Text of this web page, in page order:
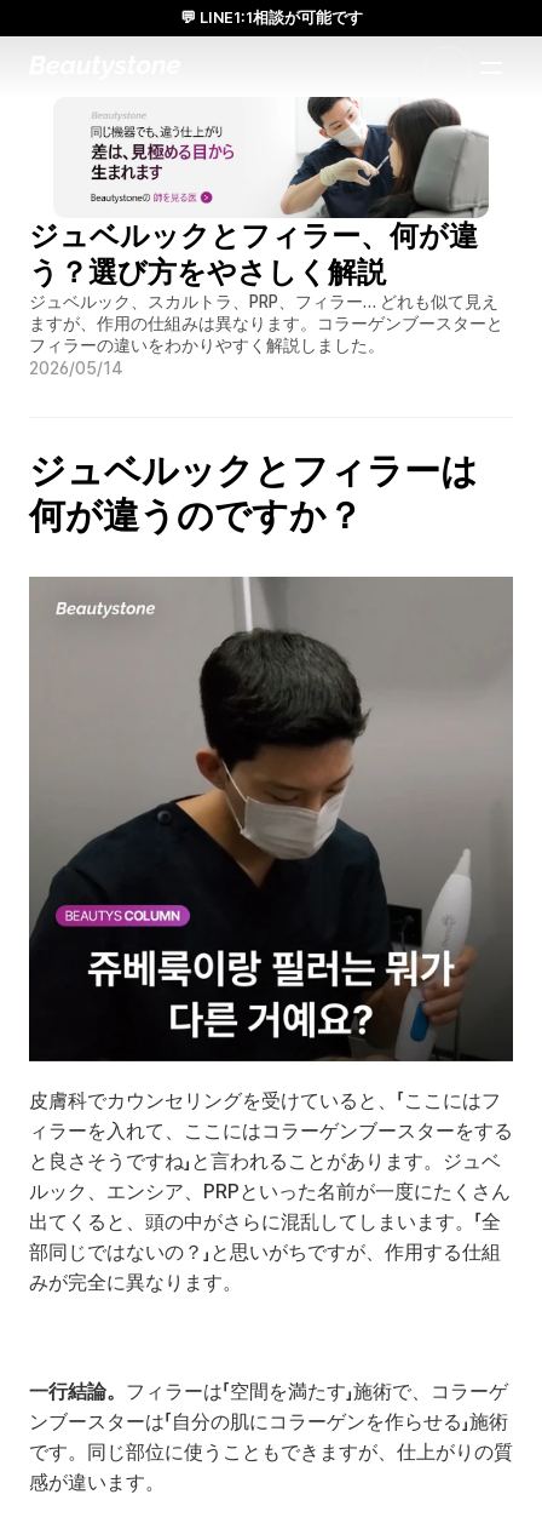
ジュベルックとフィラー、何が違
う？選び方をやさしく解説
ジュベルック、スカルトラ、PRP、フィラー… どれも似て見え
ますが、作用の仕組みは異なります。コラーゲンブースターと
フィラーの違いをわかりやすく解説しました。
2026/05/14
ジュベルックとフィラーは
何が違うのですか？
皮膚科でカウンセリングを受けていると、「ここにはフ
ィラーを入れて、ここにはコラーゲンブースターをする
と良さそうですね」と言われることがあります。ジュベ
ルック、エンシア、PRPといった名前が一度にたくさん
出てくると、頭の中がさらに混乱してしまいます。「全
部同じではないの？」と思いがちですが、作用する仕組
みが完全に異なります。
一行結論。 フィラーは「空間を満たす」施術で、コラーゲ
ンブースターは「自分の肌にコラーゲンを作らせる」施術
です。同じ部位に使うこともできますが、仕上がりの質
感が違います。
💬 LINE1:1相談が可能です
日本人通訳常駐／お得な体験価格／満足度の高い効果